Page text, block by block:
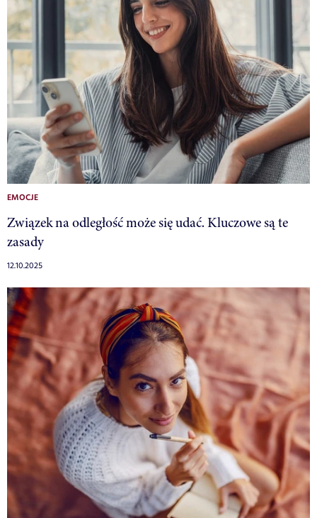
EMOCJE
Związek na odległość może się udać. Kluczowe są te
zasady
12.10.2025